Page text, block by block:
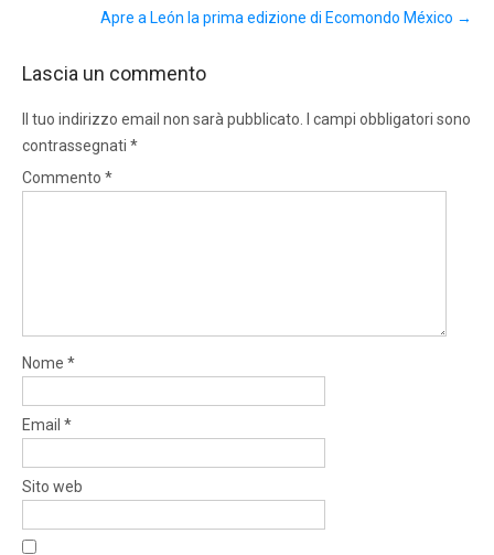
Apre a León la prima edizione di Ecomondo México →
Lascia un commento
Il tuo indirizzo email non sarà pubblicato.
I campi obbligatori sono
contrassegnati *
Commento *
Nome *
Email *
Sito web